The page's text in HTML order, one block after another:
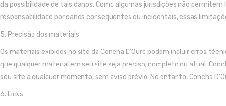
da possibilidade de tais danos. Como algumas jurisdições não
responsabilidade por danos conseqüentes ou incidentais, essas
5. Precisão dos materiais
Os materiais exibidos no site da Concha D’Ouro podem incluir erros
que qualquer material em seu site seja preciso, completo ou atual.
seu site a qualquer momento, sem aviso prévio. No entanto, Concha
6. Links